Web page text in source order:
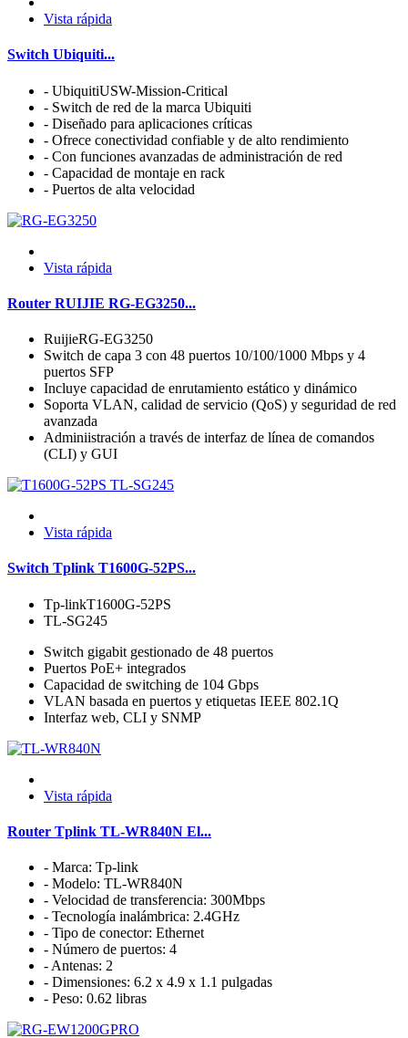
Vista rápida
Switch Ubiquiti...
- UbiquitiUSW-Mission-Critical
- Switch de red de la marca Ubiquiti
- Diseñado para aplicaciones críticas
- Ofrece conectividad confiable y de alto rendimiento
- Con funciones avanzadas de administración de red
- Capacidad de montaje en rack
- Puertos de alta velocidad
Vista rápida
Router RUIJIE RG-EG3250...
RuijieRG-EG3250
Switch de capa 3 con 48 puertos 10/100/1000 Mbps y 4
puertos SFP
Incluye capacidad de enrutamiento estático y dinámico
Soporta VLAN, calidad de servicio (QoS) y seguridad de red
avanzada
Adminiistración a través de interfaz de línea de comandos
(CLI) y GUI
Vista rápida
Switch Tplink T1600G-52PS...
Tp-linkT1600G-52PS
TL-SG245
Switch gigabit gestionado de 48 puertos
Puertos PoE+ integrados
Capacidad de switching de 104 Gbps
VLAN basada en puertos y etiquetas IEEE 802.1Q
Interfaz web, CLI y SNMP
Vista rápida
Router Tplink TL-WR840N El...
- Marca: Tp-link
- Modelo: TL-WR840N
- Velocidad de transferencia: 300Mbps
- Tecnología inalámbrica: 2.4GHz
- Tipo de conector: Ethernet
- Número de puertos: 4
- Antenas: 2
- Dimensiones: 6.2 x 4.9 x 1.1 pulgadas
- Peso: 0.62 libras